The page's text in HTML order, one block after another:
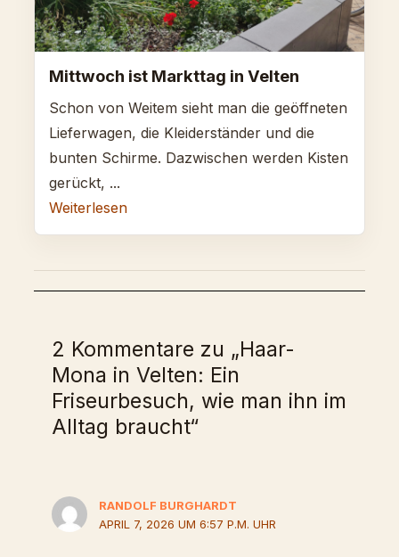
Mittwoch ist Markttag in Velten
Schon von Weitem sieht man die geöffneten
Lieferwagen, die Kleiderständer und die
bunten Schirme. Dazwischen werden Kisten
gerückt, ...
Weiterlesen
2 Kommentare zu „Haar-
Mona in Velten: Ein
Friseurbesuch, wie man ihn im
Alltag braucht“
RANDOLF BURGHARDT
APRIL 7, 2026 UM 6:57 P.M. UHR